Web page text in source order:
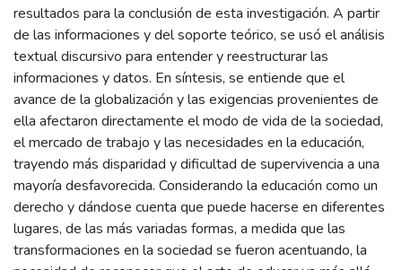
resultados para la conclusión de esta investigación. A partir
de las informaciones y del soporte teórico, se usó el análisis
textual discursivo para entender y reestructurar las
informaciones y datos. En síntesis, se entiende que el
avance de la globalización y las exigencias provenientes de
ella afectaron directamente el modo de vida de la sociedad,
el mercado de trabajo y las necesidades en la educación,
trayendo más disparidad y dificultad de supervivencia a una
mayoría desfavorecida. Considerando la educación como un
derecho y dándose cuenta que puede hacerse en diferentes
lugares, de las más variadas formas, a medida que las
transformaciones en la sociedad se fueron acentuando, la